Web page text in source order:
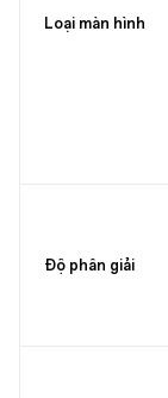
Loại màn hình
Độ phân giải